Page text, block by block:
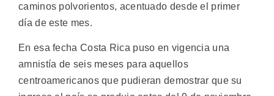
caminos polvorientos, acentuado desde el primer
día de este mes.
En esa fecha Costa Rica puso en vigencia una
amnistía de seis meses para aquellos
centroamericanos que pudieran demostrar que su